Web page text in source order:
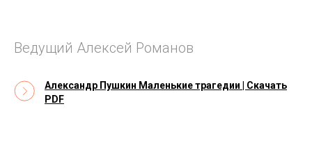
Ведущий Алексей Романов
Александр Пушкин Маленькие трагедии | Скачать
PDF